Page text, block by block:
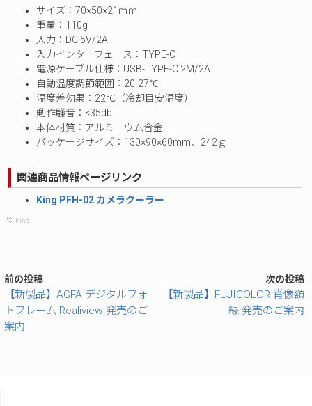
サイズ：70×50×21ｍｍ
重量：110g
入力：DC 5V/2A
入力インターフェース：TYPE-C
電源ケーブル仕様：USB-TYPE-C 2M/2A
自動温度調節範囲：20-27℃
温度差効果：22℃（冷却目安温度）
動作騒音：<35db
本体材質：アルミニウム合金
パッケージサイズ：130×90×60mm、242ｇ
関連商品情報ページリンク
King PFH-02 カメラクーラー
King
前の投稿
【新製品】AGFA デジタルフォ
トフレーム Realiview 発売のご
案内
次の投稿
【新製品】FUJICOLOR 肖像額
縁 発売のご案内